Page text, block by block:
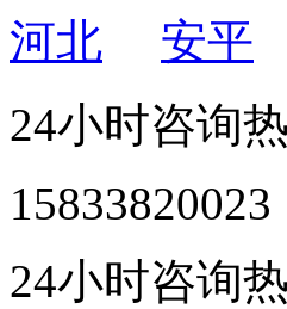
河北
安平
24小时咨询热
15833820023
24小时咨询热